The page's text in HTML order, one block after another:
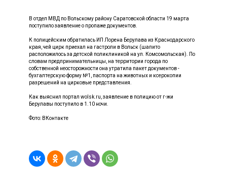
В отдел МВД по Вольскому району Саратовской области 19 марта
поступило заявление о пропаже документов.
К полицейским обратилась ИП Лорена Берулава из Краснодарского
края, чей цирк приехал на гастроли в Вольск (шапито
расположилось за детской поликлиникой на ул. Комсомольская). По
словам предпринимательницы, на территории города по
собственной неосторожности она утратила пакет документов -
бухгалтерскую форму №1, паспорта на животных и ксерокопии
разрешений на цирковые представления.
Как выяснил портал wolsk.ru, заявление в полицию от г-жи
Берулавы поступило в 1.10 ночи.
Фото: ВКонтакте